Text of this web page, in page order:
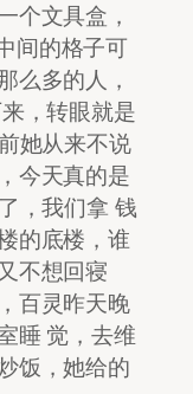
个文具盒，
间的格子可
么多的人，
，转眼就是
她从来不说
今天真的是
，我们拿 钱
的底楼，谁
不想回寝
百灵昨天晚
睡 觉，去维
饭，她给的